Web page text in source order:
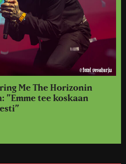
Me The Horizonin
”Emme tee koskaan